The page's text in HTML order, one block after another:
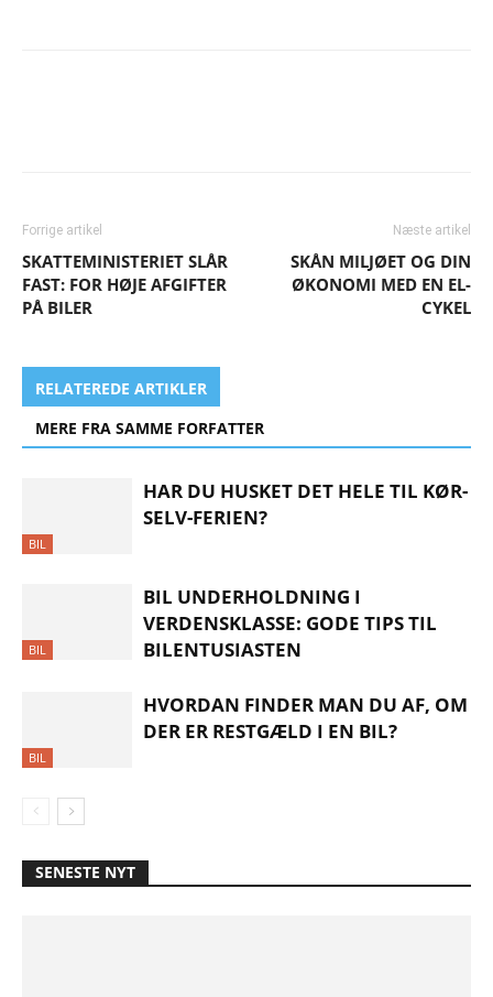
Forrige artikel
SKATTEMINISTERIET SLÅR
FAST: FOR HØJE AFGIFTER
PÅ BILER
Næste artikel
SKÅN MILJØET OG DIN
ØKONOMI MED EN EL-
CYKEL
RELATEREDE ARTIKLER
MERE FRA SAMME FORFATTER
BIL
HAR DU HUSKET DET HELE TIL KØR-
SELV-FERIEN?
BIL
BIL UNDERHOLDNING I
VERDENSKLASSE: GODE TIPS TIL
BILENTUSIASTEN
BIL
HVORDAN FINDER MAN DU AF, OM
DER ER RESTGÆLD I EN BIL?
SENESTE NYT